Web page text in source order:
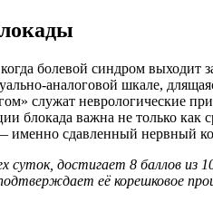
болевой синдром выходит
аналоговой шкале,
служат неврологические
блокада важна не только
именно сдавленный нервный
суток, достигает 8 баллов
её корешковое